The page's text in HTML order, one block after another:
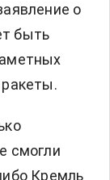
о
быть
смогли
Кремль